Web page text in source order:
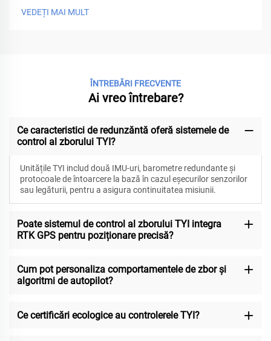
VEDEȚI MAI MULT
ÎNTREBĂRI FRECVENTE
Ai vreo întrebare?
Ce caracteristici de redunzăntă oferă sistemele de
control al zborului TYI?
Unitățile TYI includ două IMU-uri, barometre redundante și
protocoale de întoarcere la bază în cazul eșecurilor senzorilor
sau legăturii, pentru a asigura continuitatea misiunii.
Poate sistemul de control al zborului TYI integra
RTK GPS pentru poziționare precisă?
Cum pot personaliza comportamentele de zbor și
algoritmi de autopilot?
Ce certificări ecologice au controlerele TYI?